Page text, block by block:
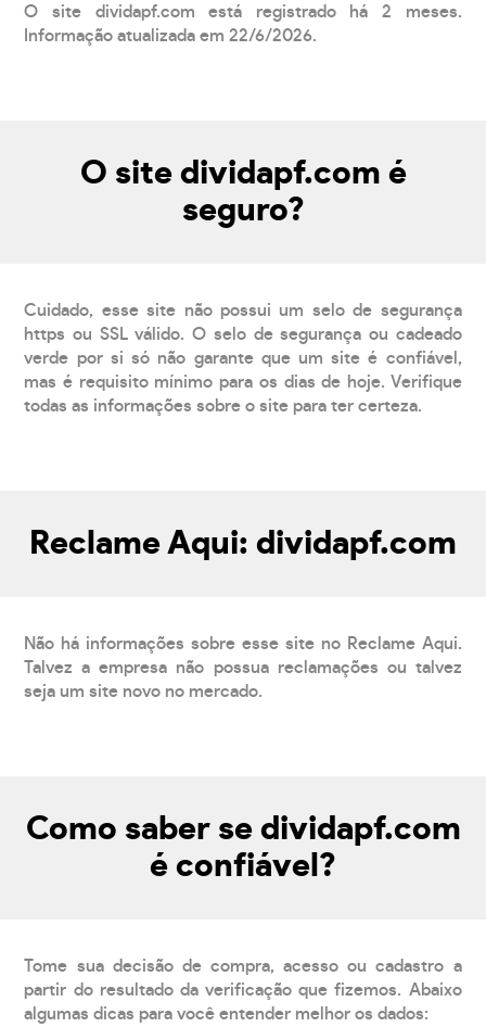
O site dividapf.com está registrado há 2 meses.
Informação atualizada em 22/6/2026.
O site dividapf.com é
seguro?
Cuidado, esse site não possui um selo de segurança
https ou SSL válido. O selo de segurança ou cadeado
verde por si só não garante que um site é confiável,
mas é requisito mínimo para os dias de hoje. Verifique
todas as informações sobre o site para ter certeza.
Reclame Aqui: dividapf.com
Não há informações sobre esse site no Reclame Aqui.
Talvez a empresa não possua reclamações ou talvez
seja um site novo no mercado.
Como saber se dividapf.com
é confiável?
Tome sua decisão de compra, acesso ou cadastro a
partir do resultado da verificação que fizemos. Abaixo
algumas dicas para você entender melhor os dados: